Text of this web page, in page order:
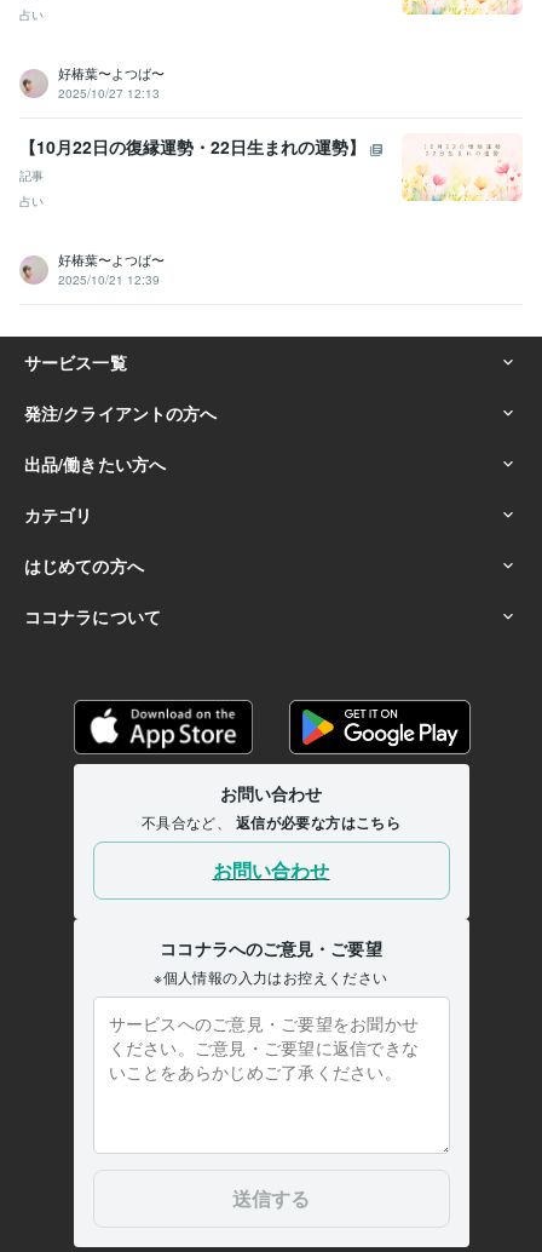
ツインレイ鑑定 過去世・前世鑑定
学歴
某看護学校卒業 1993年3月 ~ 1997年2月
占い
好椿葉〜よつば〜
2025/10/27 12:13
【10月22日の復縁運勢・22日生まれの運勢】
記事
占い
好椿葉〜よつば〜
2025/10/21 12:39